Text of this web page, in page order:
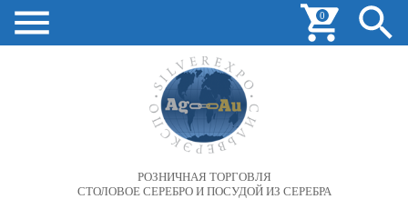
РОЗНИЧНАЯ ТОРГОВЛЯ
СТОЛОВОЕ СЕРЕБРО И ПОСУДОЙ ИЗ СЕРЕБРА
0